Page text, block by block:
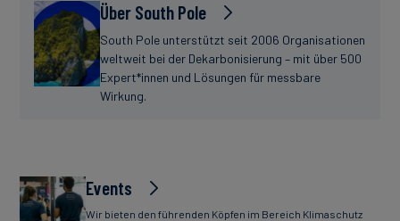
Über South Pole
South Pole unterstützt seit 2006 Organisationen
weltweit bei der Dekarbonisierung – mit über 500
Expert*innen und Lösungen für messbare
Wirkung.
Events
Wir bieten den führenden Köpfen im Bereich Klimaschutz